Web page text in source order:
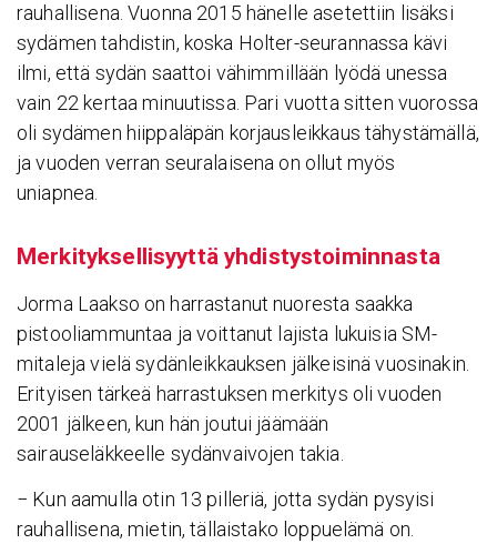
rauhallisena. Vuonna 2015 hänelle asetettiin lisäksi
sydämen tahdistin, koska Holter-seurannassa kävi
ilmi, että sydän saattoi vähimmillään lyödä unessa
vain 22 kertaa minuutissa. Pari vuotta sitten vuorossa
oli sydämen hiippaläpän korjausleikkaus tähystämällä,
ja vuoden verran seuralaisena on ollut myös
uniapnea.
Merki­tyk­sel­li­syyttä yhdis­tys­toi­min­nasta
Jorma Laakso on harrastanut nuoresta saakka
pistooliammuntaa ja voittanut lajista lukuisia SM-
mitaleja vielä sydänleikkauksen jälkeisinä vuosinakin.
Erityisen tärkeä harrastuksen merkitys oli vuoden
2001 jälkeen, kun hän joutui jäämään
sairauseläkkeelle sydänvaivojen takia.
− Kun aamulla otin 13 pilleriä, jotta sydän pysyisi
rauhallisena, mietin, tällaistako loppuelämä on.